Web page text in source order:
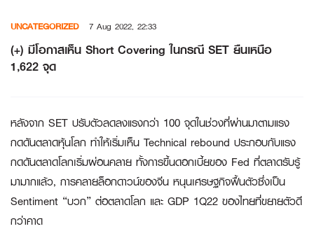
content
UNCATEGORIZED 7 Aug 2022, 22:33
(+) มีโอกาสเห็น Short Covering ในกรณี SET ยืนเหนือ
1,622 จุด
หลังจาก SET ปรับตัวลดลงแรงกว่า 100 จุดในช่วงที่ผ่านมาตามแรง
กดดันตลาดหุ้นโลก ทำให้เริ่มเห็น Technical rebound ประกอบกับแรง
กดดันตลาดโลกเริ่มผ่อนคลาย ทั้งการขึ้นดอกเบี้ยของ Fed ที่ตลาดรับรู้
มามากแล้ว, การคลายล็อกดาวน์ของจีน หนุนเศรษฐกิจฟื้นตัวซึ่งเป็น
Sentiment “บวก” ต่อตลาดโลก และ GDP 1Q22 ของไทยที่ขยายตัวดี
กว่าคาด